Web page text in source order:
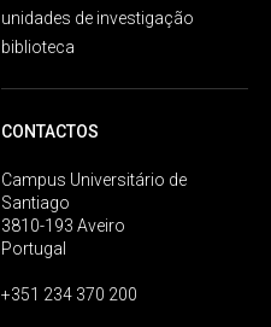
unidades de investigação
biblioteca
CONTACTOS
Campus Universitário de
Santiago
3810-193 Aveiro
Portugal
+351 234 370 200